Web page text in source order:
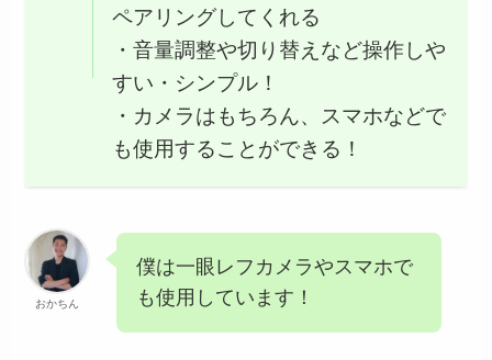
ペアリングしてくれる
・音量調整や切り替えなど操作しや
すい・シンプル！
・カメラはもちろん、スマホなどで
も使用することができる！
おかちん
僕は一眼レフカメラやスマホで
も使用しています！